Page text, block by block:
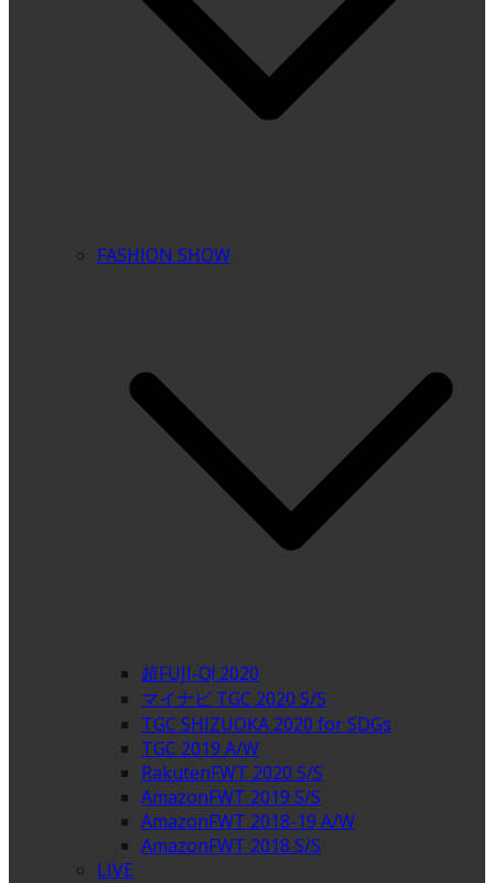
FASHION SHOW
超FUJI-Q! 2020
マイナビ TGC 2020 S/S
TGC SHIZUOKA 2020 for SDGs
TGC 2019 A/W
RakutenFWT 2020 S/S
AmazonFWT 2019 S/S
AmazonFWT 2018-19 A/W
AmazonFWT 2018 S/S
LIVE